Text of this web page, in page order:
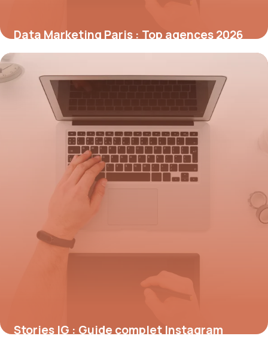
Data Marketing Paris : Top agences 2026
10 juillet 2026
Stories IG : Guide complet Instagram